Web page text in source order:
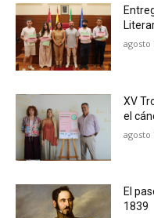
agosto
XV
el
agosto
El
1839